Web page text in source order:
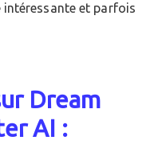
intéressante et parfois
Dream
AI :